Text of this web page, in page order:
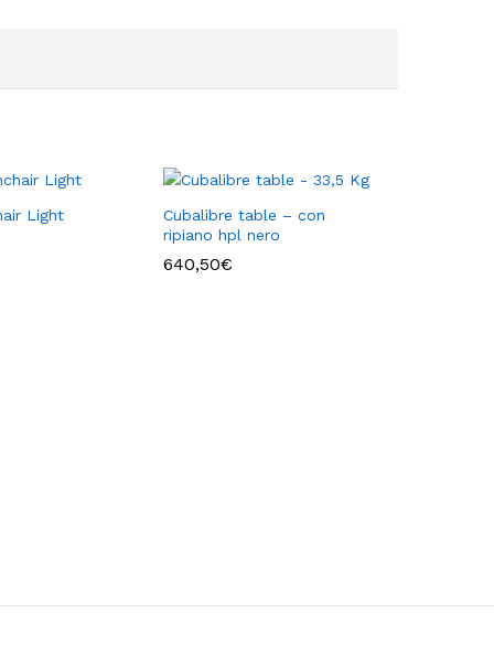
Light
Cubalibre table – con
ripiano hpl nero
640,50€